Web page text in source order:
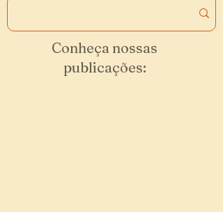
Conheça nossas
publicações: